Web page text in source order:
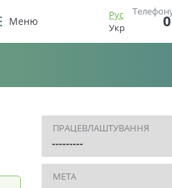
Меню
Рус
Укр
ПРАЦЕВЛАШТУВАННЯ
МЕТА